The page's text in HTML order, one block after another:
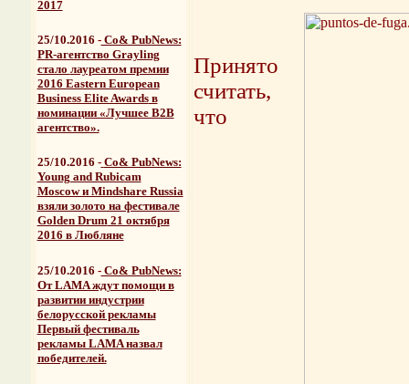
2017
25/10.2016 -Со& PubNews:
PR-агентство Grayling
стало лауреатом премии
2016 Eastern European
Business Elite Awardsв
номинации «Лучшее B2B
агентство».
25/10.2016 - Со& PubNews:
Young and Rubicam
Moscow и Mindshare Russia
взяли золото на фестивале
Golden Drum21 октября
2016 в Любляне
25/10.2016 -Со& PubNews:
От LAMA ждут помощи в
развитии индустрии
белорусской рекламы
Первый фестиваль
рекламы LAMA назвал
победителей.
Принято
считать,
что